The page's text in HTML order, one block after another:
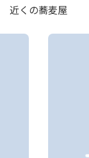
近くの蕎麦屋